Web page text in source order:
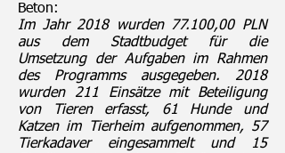
Beton:
Im Jahr 2018 wurden 77.100,00 PLN
aus dem Stadtbudget für die
Umsetzung der Aufgaben im Rahmen
des Programms ausgegeben. 2018
wurden 211 Einsätze mit Beteiligung
von Tieren erfasst, 61 Hunde und
Katzen im Tierheim aufgenommen, 57
Tierkadaver eingesammelt und 15